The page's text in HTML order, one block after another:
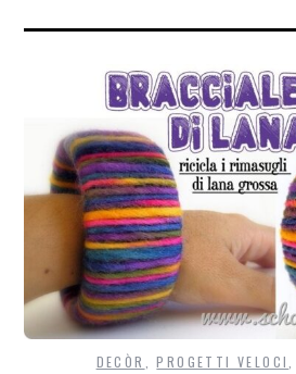
DECÒR ,PROGETTI VELOCI